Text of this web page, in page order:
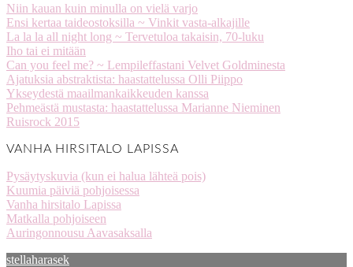
Niin kauan kuin minulla on vielä varjo
Ensi kertaa taideostoksilla ~ Vinkit vasta-alkajille
La la la all night long ~ Tervetuloa takaisin, 70-luku
Iho tai ei mitään
Can you feel me? ~ Lempileffastani Velvet Goldminesta
Ajatuksia abstraktista: haastattelussa Olli Piippo
Ykseydestä maailmankaikkeuden kanssa
Pehmeästä mustasta: haastattelussa Marianne Nieminen
Ruisrock 2015
VANHA HIRSITALO LAPISSA
Pysäytyskuvia (kun ei halua lähteä pois)
Kuumia päiviä pohjoisessa
Vanha hirsitalo Lapissa
Matkalla pohjoiseen
Auringonnousu Aavasaksalla
stellaharasek